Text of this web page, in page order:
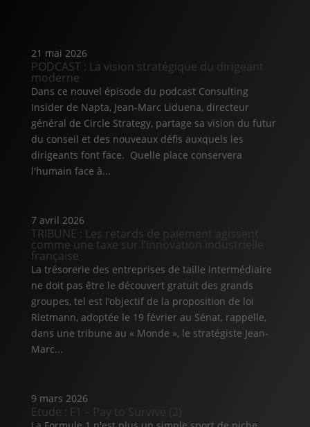
21 mai 2026
PODCAST : La vision stratégique du dirigeant
moderne
Dans ce nouvel épisode du podcast Consulting
Insider de Napta, Jean-Marc Liduena, directeur
général de Circle Strategy, partage sa vision du futur
du conseil et des nouveaux défis auxquels les
dirigeants font face. Quelle place conservera
l'humain face à...
7 avril 2026
TRIBUNE : Les retards de paiement agissent
comme une taxe sur l’innovation industrielle
française
La trésorerie des entreprises de taille intermédiaire
ne doit pas être le découvert gratuit des grands
groupes, tel est l’objectif de la proposition de loi
Rietmann, adoptée le 19 février au Sénat, rappelle,
dans une tribune au « Monde », le stratégiste Jean-
Marc...
9 mars 2026
Etude : F1 – Pay to Survive (2)